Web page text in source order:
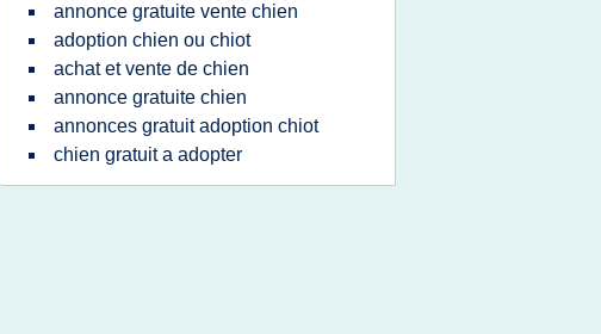
annonce gratuite vente chien
adoption chien ou chiot
achat et vente de chien
annonce gratuite chien
annonces gratuit adoption chiot
chien gratuit a adopter